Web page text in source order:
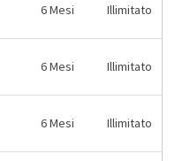
6 Mesi Illimitato
6 Mesi Illimitato
6 Mesi Illimitato